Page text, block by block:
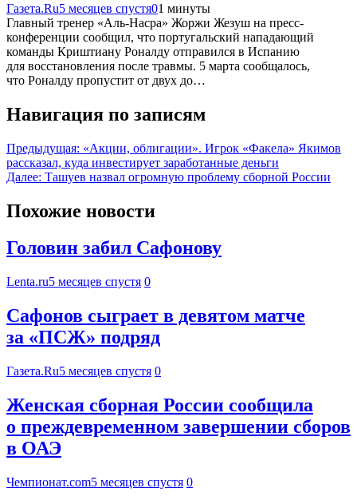
Газета.Ru5 месяцев спустя01 минуты
Главный тренер «Аль-Насра» Жоржи Жезуш на пресс-
конференции сообщил, что португальский нападающий
команды Криштиану Роналду отправился в Испанию
для восстановления после травмы. 5 марта сообщалось,
что Роналду пропустит от двух до…
Навигация по записям
Предыдущая: «Акции, облигации». Игрок «Факела» Якимов
рассказал, куда инвестирует заработанные деньги
Далее: Ташуев назвал огромную проблему сборной России
Похожие новости
Головин забил Сафонову
Lenta.ru5 месяцев спустя 0
Сафонов сыграет в девятом матче
за «ПСЖ» подряд
Газета.Ru5 месяцев спустя 0
Женская сборная России сообщила
о преждевременном завершении сборов
в ОАЭ
Чемпионат.com5 месяцев спустя 0